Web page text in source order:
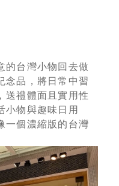
的台灣小物回去做
念品，將日常中習
送禮體面且實用性
小物與趣味日用
一個濃縮版的台灣